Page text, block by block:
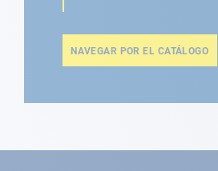
NAVEGAR POR EL CATÁLOGO